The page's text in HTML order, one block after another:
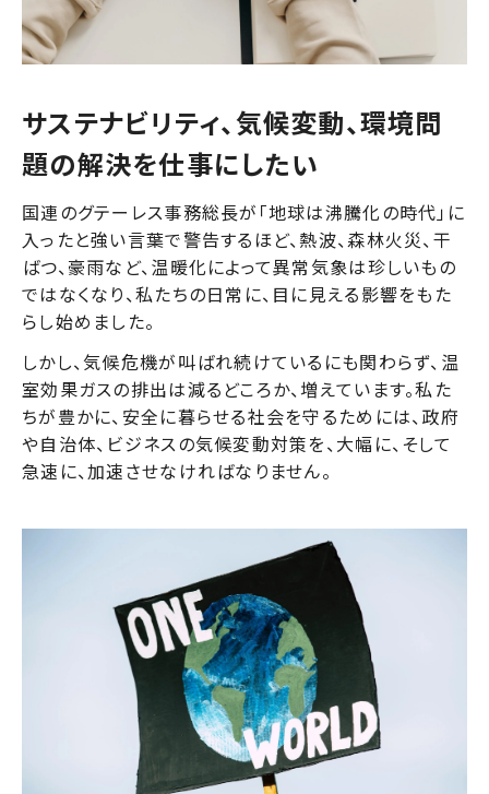
サステナビリティ、気候変動、環境問
題の解決を仕事にしたい
国連のグテーレス事務総長が 「地球は沸騰化の時代」に
入ったと強い言葉で警告するほど、熱波、森林火災、干
ばつ、豪雨など、温暖化によって異常気象は珍しいもの
ではなくなり、私たちの日常に、目に見える影響をもた
らし始めました。
しかし、気候危機が叫ばれ続けているにも関わらず、 温
室効果ガスの排出は減るどころか、増えています。私た
ちが豊かに、安全に暮らせる社会を守るためには、政府
や自治体、ビジネスの気候変動対策を、大幅に、そして
急速に、加速させなければなりません。